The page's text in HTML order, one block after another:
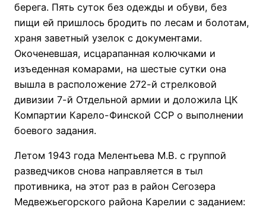
берега. Пять суток без одежды и обуви, без
пищи ей пришлось бродить по лесам и болотам,
храня заветный узелок с документами.
Окоченевшая, исцарапанная колючками и
изъеденная комарами, на шестые сутки она
вышла в расположение 272-й стрелковой
дивизии 7-й Отдельной армии и доложила ЦК
Компартии Карело-Финской ССР о выполнении
боевого задания.
Летом 1943 года Мелентьева М.В. с группой
разведчиков снова направляется в тыл
противника, на этот раз в район Сегозера
Медвежьегорского района Карелии с заданием: